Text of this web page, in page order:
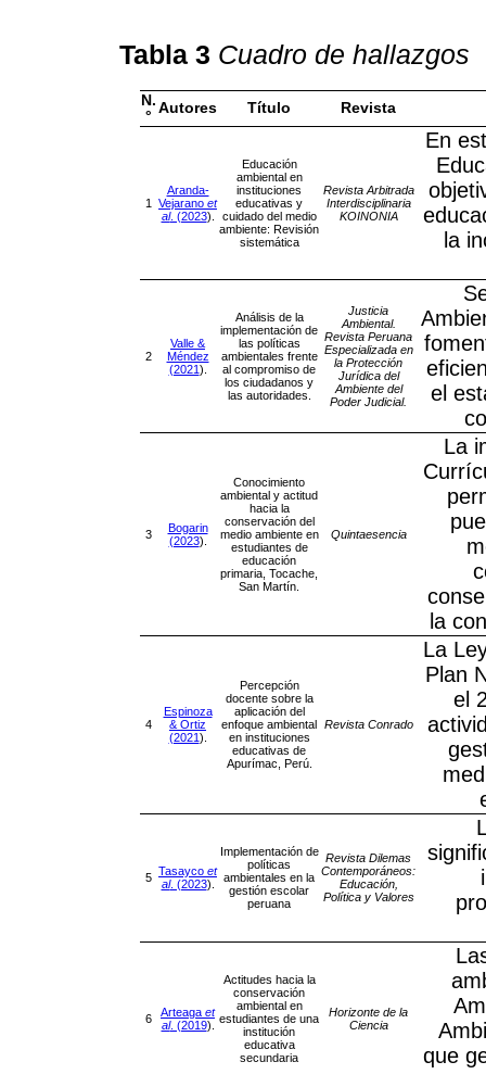
Tabla 3 Cuadro de hallazgos
N.
°
Autores Título Revista
1
Aranda-
Vejarano et
al. (2023).
Educación
ambiental en
instituciones
educativas y
cuidado del medio
ambiente: Revisión
sistemática
Revista Arbitrada
Interdisciplinaria
KOINONIA
En
la
2
Valle &
Méndez
(2021).
Análisis de la
implementación de
las políticas
ambientales frente
al compromiso de
los ciudadanos y
las autoridades.
Justicia
Ambiental.
Revista Peruana
Especializada en
la Protección
Jurídica del
Ambiente del
Poder Judicial.
el
3
Bogarin
(2023).
Conocimiento
ambiental y actitud
hacia la
conservación del
medio ambiente en
estudiantes de
educación
primaria, Tocache,
San Martín.
Quintaesencia
La
la
4
Espinoza
& Ortiz
(2021).
Percepción
docente sobre la
aplicación del
enfoque ambiental
en instituciones
educativas de
Apurímac, Perú.
Revista Conrado
La
Plan
el
5 Tasayco et
al. (2023).
Implementación de
políticas
ambientales en la
gestión escolar
peruana
Revista Dilemas
Contemporáneos:
Educación,
Política y Valores
6 Arteaga et
al. (2019).
Actitudes hacia la
conservación
ambiental en
estudiantes de una
institución
educativa
secundaria
Horizonte de la
Ciencia
que